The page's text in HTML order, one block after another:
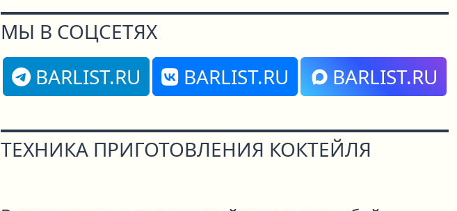
МЫ В СОЦСЕТЯХ
BARLIST.RU
BARLIST.RU BARLIST.RU
ТЕХНИКА ПРИГОТОВЛЕНИЯ КОКТЕЙЛЯ